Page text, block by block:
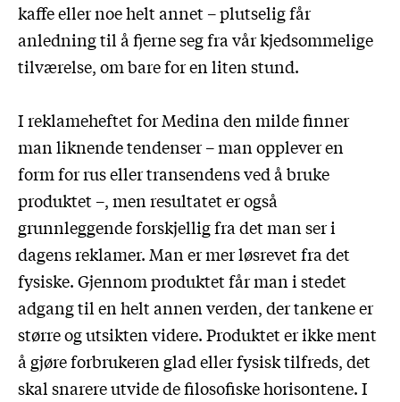
kaffe eller noe helt annet – plutselig får
anledning til å fjerne seg fra vår kjedsommelige
tilværelse, om bare for en liten stund.
I reklameheftet for Medina den milde finner
man liknende tendenser – man opplever en
form for rus eller transendens ved å bruke
produktet –, men resultatet er også
grunnleggende forskjellig fra det man ser i
dagens reklamer. Man er mer løsrevet fra det
fysiske. Gjennom produktet får man i stedet
adgang til en helt annen verden, der tankene er
større og utsikten videre. Produktet er ikke ment
å gjøre forbrukeren glad eller fysisk tilfreds, det
skal snarere utvide de filosofiske horisontene. I